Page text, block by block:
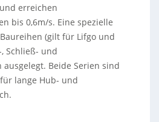
erreichen
bis 0,6m/s. Eine spezielle
(gilt für Lifgo und
Schließ- und
Beide Serien sind
lange Hub- und